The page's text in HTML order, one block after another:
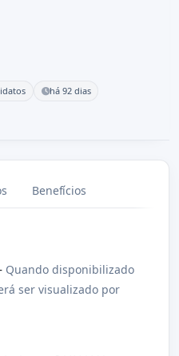
há 92 dias
Benefícios
Quando disponibilizado
ser visualizado por